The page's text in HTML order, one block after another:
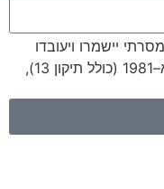
יישמרו ויעובדו
בהתאם לחוק הגנת הפרטיות, התשמ"א–1981 (כולל תיקון 13),